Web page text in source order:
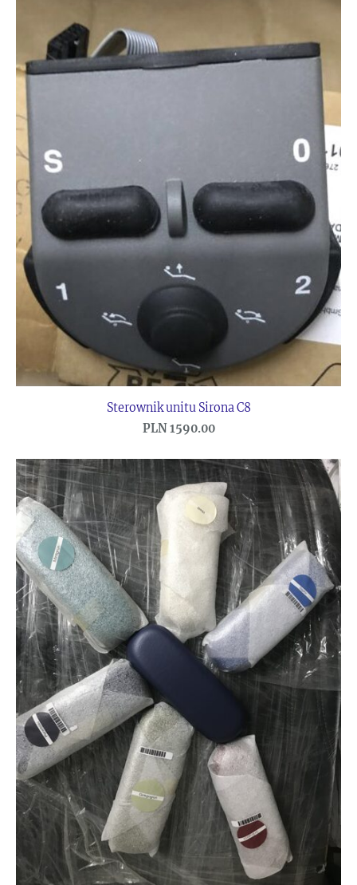
Sterownik unitu Sirona C8
PLN 1590.00